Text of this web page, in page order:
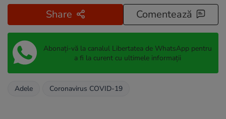
Share Comentează
Abonați-vă la canalul Libertatea de WhatsApp pentru
a fi la curent cu ultimele informații
Adele Coronavirus COVID-19